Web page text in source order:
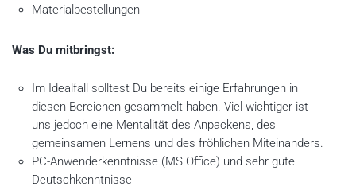
Materialbestellungen
Was Du mitbringst:
Im Idealfall solltest Du bereits einige Erfahrungen in
diesen Bereichen gesammelt haben. Viel wichtiger ist
uns jedoch eine Mentalität des Anpackens, des
gemeinsamen Lernens und des fröhlichen Miteinanders.
PC-Anwenderkenntnisse (MS Office) und sehr gute
Deutschkenntnisse